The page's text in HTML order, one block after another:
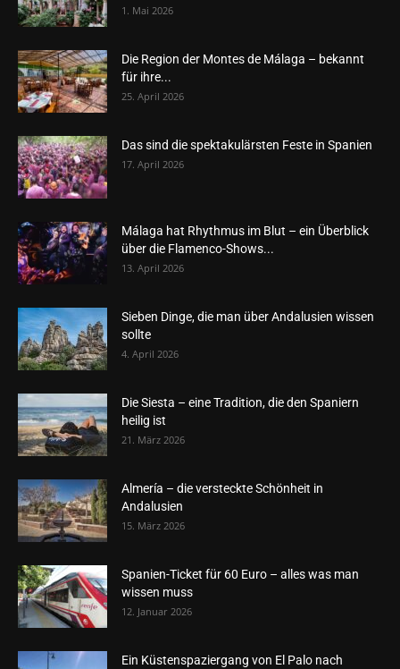
1. Mai 2026
Die Region der Montes de Málaga – bekannt
für ihre...
25. April 2026
Das sind die spektakulärsten Feste in Spanien
17. April 2026
Málaga hat Rhythmus im Blut – ein Überblick
über die Flamenco-Shows...
13. April 2026
Sieben Dinge, die man über Andalusien wissen
sollte
4. April 2026
Die Siesta – eine Tradition, die den Spaniern
heilig ist
21. März 2026
Almería – die versteckte Schönheit in
Andalusien
15. März 2026
Spanien-Ticket für 60 Euro – alles was man
wissen muss
12. Januar 2026
Ein Küstenspaziergang von El Palo nach